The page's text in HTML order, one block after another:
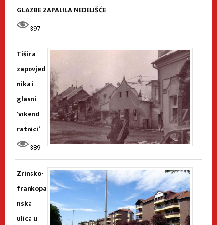
GLAZBE ZAPALILA NEDELIŠĆE
397
Tišina
zapovjed
nika i
glasni
‘vikend
ratnici’
389
Zrinsko-
frankopa
nska
ulica u